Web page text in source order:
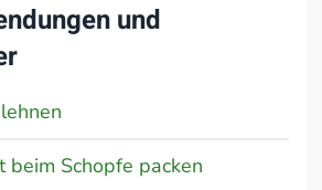
und
beim Schopfe packen